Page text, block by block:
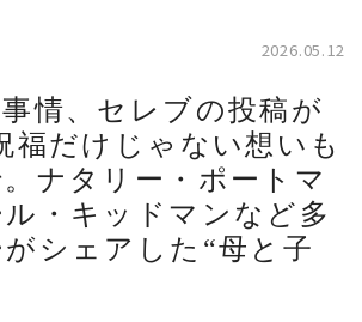
2026.05.12
情、セレブの投稿が
福だけじゃない想いも
ナタリー・ポートマ
・キッドマンなど多
シェアした“母と子